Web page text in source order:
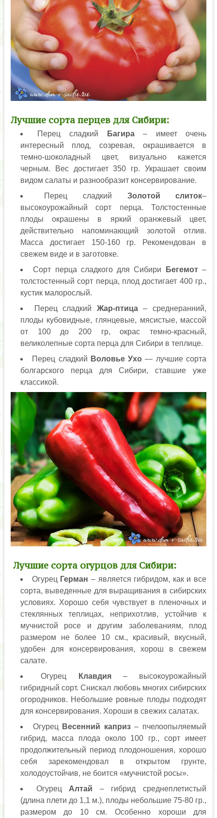
Лучшие сорта перцев для Сибири:
Перец сладкий Багира– имеет очень
интересный плод, созревая, окрашивается в
темно-шоколадный цвет, визуально кажется
черным. Вес достигает 350 гр. Украшает своим
видом салаты и разнообразит консервирование.
Перец сладкий Золотой слиток–
высокоурожайный сорт перца. Толстостенные
плоды окрашены в яркий оранжевый цвет,
действительно напоминающий золотой отлив.
Масса достигает 150-160 гр. Рекомендован в
свежем виде и в заготовке.
Сорт перца сладкого для Сибири
Бегемот–
толстостенный сорт перца, плод достигает 400 гр.,
кустик малорослый.
Перец сладкий Жар-птица– среднеранний,
плоды кубовидные, глянцевые, мясистые, массой
от 100 до 200 гр, окрас темно-красный,
великолепные сорта перца для Сибири в теплице.
Перец сладкий Воловье Ухо — лучшие сорта
болгарского перца для Сибири, ставшие уже
классикой.
Лучшие сорта огурцов для Сибири:
Огурец Герман – является гибридом, как и все
сорта, выведенные для выращивания в сибирских
условиях. Хорошо себя чувствует в пленочных и
стеклянных теплицах, неприхотлив, устойчив к
мучнистой росе и другим заболеваниям, плод
размером не более 10 см., красивый, вкусный,
удобен для консервирования, хорош в свежем
салате.
Огурец
Клавдия– высокоурожайный
гибридный сорт. Снискал любовь многих сибирских
огородников. Небольшие ровные плоды подходят
для консервирования. Хороши в свежих салатах.
Огурец
Весенний каприз– пчелоопыляемый
гибрид, масса плода около 100 гр., сорт имеет
продолжительный период плодоношения, хорошо
себя зарекомендовал в открытом грунте,
холодоустойчив, не боится «мучнистой росы».
Огурец Алтай – гибрид среднеплетистый
(длина плети до 1,1 м.), плоды небольшие 75-80 гр.,
размером до 10 см. Особенно хороши для